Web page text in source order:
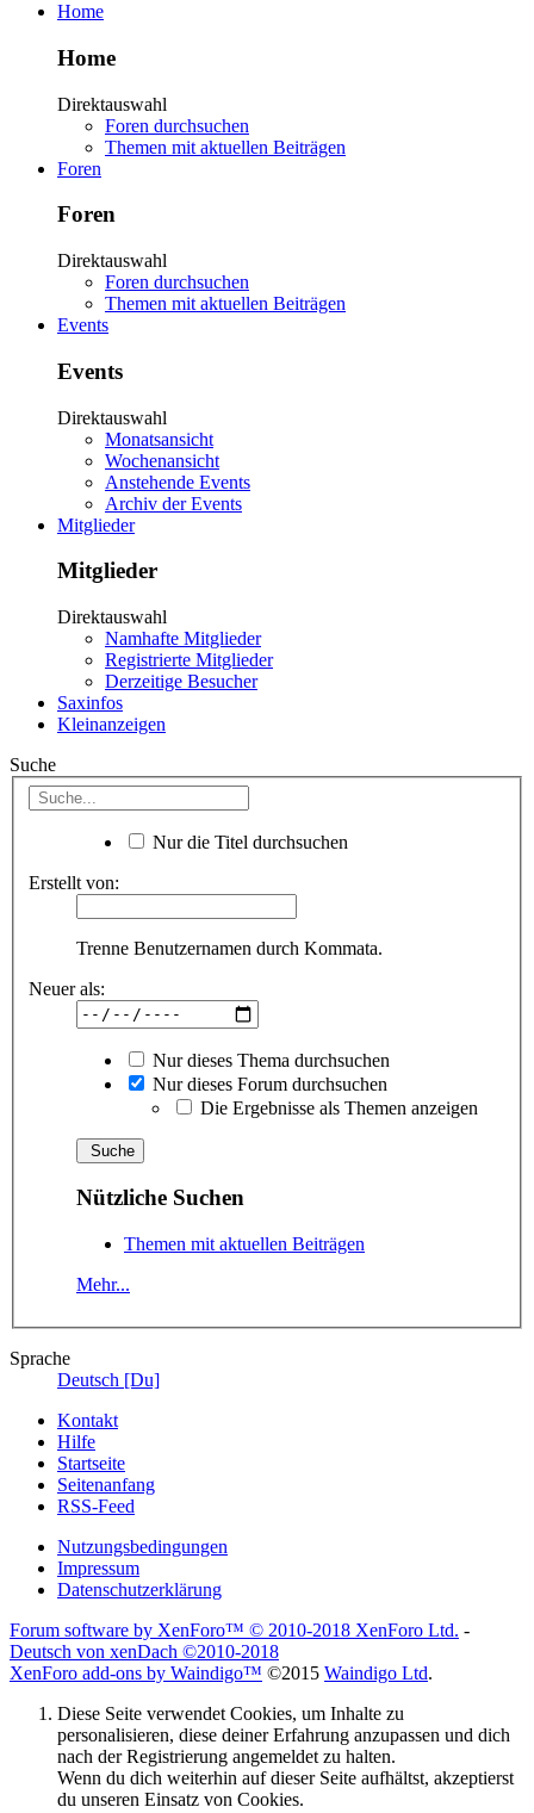
Home
Home
Direktauswahl
Foren durchsuchen
Themen mit aktuellen Beiträgen
Foren
Foren
Direktauswahl
Foren durchsuchen
Themen mit aktuellen Beiträgen
Events
Events
Direktauswahl
Monatsansicht
Wochenansicht
Anstehende Events
Archiv der Events
Mitglieder
Mitglieder
Direktauswahl
Namhafte Mitglieder
Registrierte Mitglieder
Derzeitige Besucher
Saxinfos
Kleinanzeigen
Suche
Nur die Titel durchsuchen
Erstellt von:
Trenne Benutzernamen durch Kommata.
Neuer als:
Nur dieses Thema durchsuchen
Nur dieses Forum durchsuchen
Die Ergebnisse als Themen anzeigen
Nützliche Suchen
Themen mit aktuellen Beiträgen
Mehr...
Sprache
Deutsch [Du]
Kontakt
Hilfe
Startseite
Seitenanfang
RSS-Feed
Nutzungsbedingungen
Impressum
Datenschutzerklärung
Forum software by XenForo™ © 2010-2018 XenForo Ltd. -
Deutsch von xenDach ©2010-2018
XenForo add-ons by Waindigo™ ©2015 Waindigo Ltd.
Diese Seite verwendet Cookies, um Inhalte zu
personalisieren, diese deiner Erfahrung anzupassen und dich
nach der Registrierung angemeldet zu halten.
Wenn du dich weiterhin auf dieser Seite aufhältst, akzeptierst
du unseren Einsatz von Cookies.